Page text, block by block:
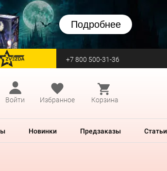
Подробнее
перейти на Zvezda +7 800 500-31-36
Войти
Избранное Корзина
Новинки Предзаказы Статьи